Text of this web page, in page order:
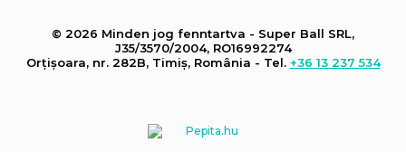
© 2026 Minden jog fenntartva - Super Ball SRL,
J35/3570/2004, RO16992274
Orțișoara, nr. 282B, Timiș, România - Tel. +36 13 237 534